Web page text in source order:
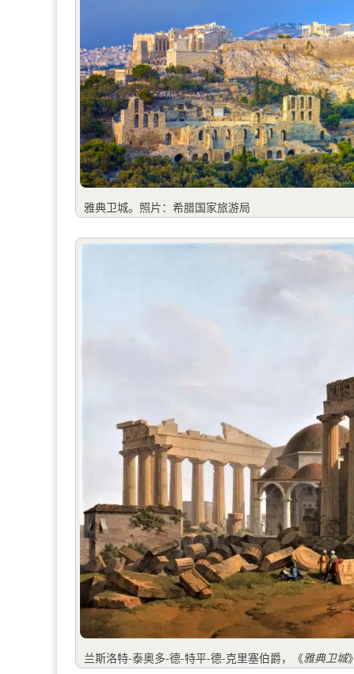
雅典卫城。照片：希腊国家旅游局
兰斯洛特-泰奥多-德-特平-德-克里塞伯爵，《雅典卫城